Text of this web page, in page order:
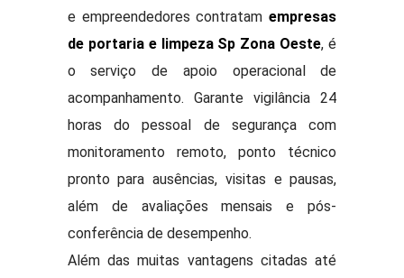
e empreendedores contratamempresas
de portaria e limpeza Sp Zona Oeste, é
o serviço de apoio operacional de
acompanhamento. Garante vigilância 24
horas do pessoal de segurança com
monitoramento remoto, ponto técnico
pronto para ausências, visitas e pausas,
além de avaliações mensais e pós-
conferência de desempenho.
Além das muitas vantagens citadas até